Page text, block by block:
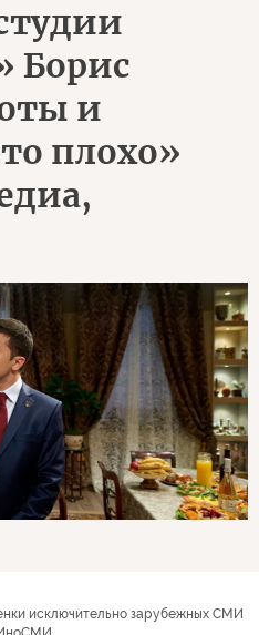
Борис
и
плохо»
исключительно зарубежных СМИ